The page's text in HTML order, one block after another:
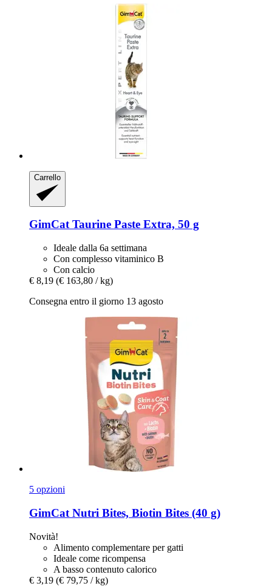
Carrello
GimCatTaurine Paste Extra, 50 g
Ideale dalla 6a settimana
Con complesso vitaminico B
Con calcio
€ 8,19 (€ 163,80 / kg)
Consegna entro il giorno 13 agosto
5 opzioni
GimCat Nutri Bites, Biotin Bites (40 g)
Novità!
Alimento complementare per gatti
Ideale come ricompensa
A basso contenuto calorico
€ 3,19 (€ 79,75 / kg)